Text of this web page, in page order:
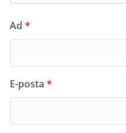
Ad *
E-posta *